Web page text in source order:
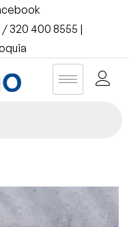
/ 320 400 8555 |